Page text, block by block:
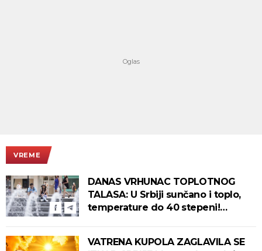
VREME
DANAS VRHUNAC TOPLOTNOG
TALASA: U Srbiji sunčano i toplo,
temperature do 40 stepeni!
VATRENA KUPOLA ZAGLAVILA SE